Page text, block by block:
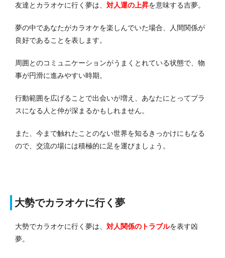
友達とカラオケに行く夢は、 対人運の上昇を意味する吉夢。
夢の中であなたがカラオケを楽しんでいた場合、人間関係が
良好であることを表します。
周囲とのコミュニケーションがうまくとれている状態で、物
事が円滑に進みやすい時期。
行動範囲を広げることで出会いが増え、あなたにとってプラ
スになる人と仲が深まるかもしれません。
また、今まで触れたことのない世界を知るきっかけにもなる
ので、交流の場には積極的に足を運びましょう。
大勢でカラオケに行く夢
大勢でカラオケに行く夢は、 対人関係のトラブルを表す凶
夢。